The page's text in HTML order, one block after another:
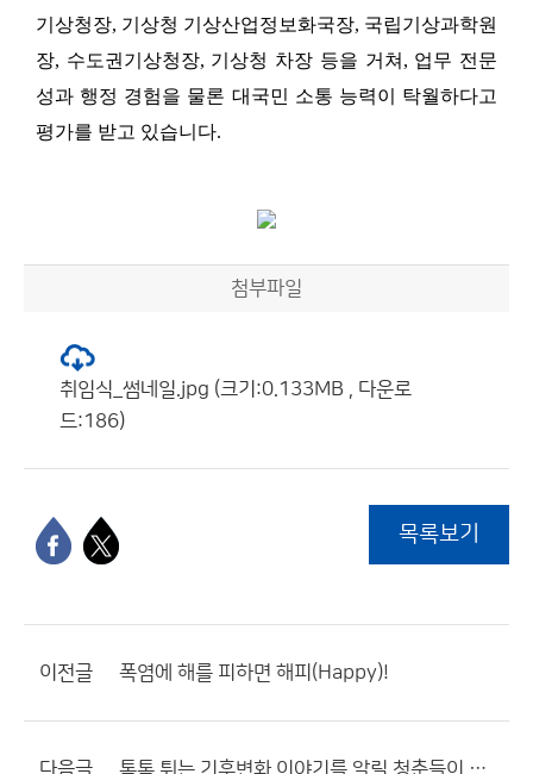
기상청장, 기상청 기상산업정보화국장, 국립기상과학원
장, 수도권기상청장, 기상청 차장 등을 거쳐, 업무 전문
성과 행정 경험을 물론 대국민 소통 능력이 탁월하다고
평가를 받고 있습니다.
첨부파일
취임식_썸네일.jpg (크기:0.133MB , 다운로
드:186)
목록보기
이전글 폭염에 해를 피하면 해피(Happy)!
다음글 톡톡 튀는 기후변화 이야기를 알릴 청춘들이 모였다!